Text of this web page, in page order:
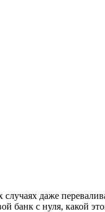
даже
с нуля, какой